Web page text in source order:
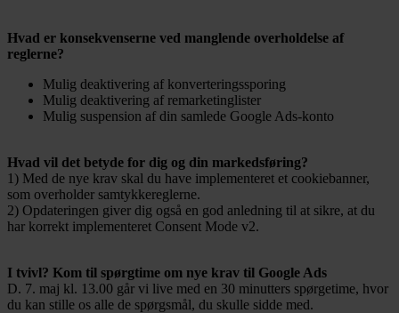
Hvad er konsekvenserne ved manglende overholdelse af
reglerne?
Mulig deaktivering af konverteringssporing
Mulig deaktivering af remarketinglister
Mulig suspension af din samlede Google Ads-konto
Hvad vil det betyde for dig og din markedsføring?
1) Med de nye krav skal du have implementeret et cookiebanner,
som overholder samtykkereglerne.
2) Opdateringen giver dig også en god anledning til at sikre, at du
har korrekt implementeret Consent Mode v2.
I tvivl? Kom til spørgtime om nye krav til Google Ads
D. 7. maj kl. 13.00 går vi live med en 30 minutters spørgetime, hvor
du kan stille os alle de spørgsmål, du skulle sidde med.